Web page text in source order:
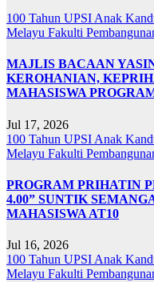
100 Tahun UPSI Anak
Melayu Fakulti
MAJLIS BACAAN
KEROHANIAN,
MAHASISWA
Jul 17, 2026
100 Tahun UPSI Anak
Melayu Fakulti
PROGRAM PRIHATIN
4.00” SUNTIK
MAHASISWA AT10
Jul 16, 2026
100 Tahun UPSI Anak
Melayu Fakulti